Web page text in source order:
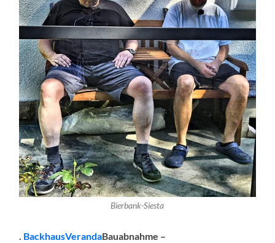
Bierbank-Siesta
. BackhausVerandaBauabnahme –